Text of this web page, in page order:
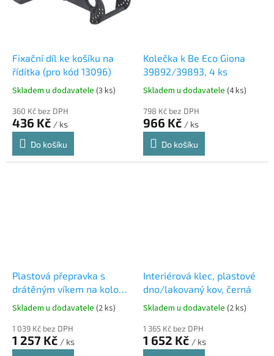
Fixační díl ke košíku na
řídítka (pro kód 13096)
Skladem u dodavatele (3 ks)
360 Kč bez DPH
436 Kč / ks
Do košíku
Kolečka k Be Eco Giona
39892/39893, 4 ks
Skladem u dodavatele (4 ks)
798 Kč bez DPH
966 Kč / ks
Do košíku
Plastová přepravka s
drátěným víkem na kolo
(řidítka), 42 x 39 x 30 cm,
Skladem u dodavatele (2 ks)
1 039 Kč bez DPH
1 257 Kč / ks
Interiérová klec, plastové
dno/lakovaný kov, černá
Skladem u dodavatele (2 ks)
1 365 Kč bez DPH
1 652 Kč / ks